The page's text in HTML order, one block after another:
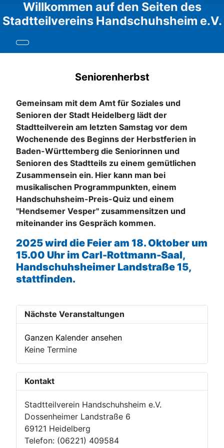
Willkommen auf den Seiten des
Stadtteilvereins Handschuhsheim e.V.
Seniorenherbst
Gemeinsam mit dem Amt für Soziales und
Senioren der Stadt Heidelberg lädt der
Stadtteilverein am letzten Samstag vor dem
Wochenende des Beginns der Herbstferien in
Baden-Württemberg die Seniorinnen und
Senioren des Stadtteils zu einem gemütlichen
Zusammensein ein. Hier kann man bei
musikalischen Programmpunkten, einem
Handschuhsheim-Preis-Quiz und einem
"Hendsemer Vesper" zusammensitzen und
miteinander ins Gespräch kommen.
2025 wird die Feier am 18. Oktober um
15.00 Uhr im Carl-Rottmann-Saal,
Handschuhsheimer Landstraße 15,
stattfinden.
Nächste Veranstaltungen
Ganzen Kalender ansehen
Keine Termine
Kontakt
Stadtteilverein Handschuhsheim e.V.
Dossenheimer Landstraße 6
69121 Heidelberg
Telefon: (06221) 409584